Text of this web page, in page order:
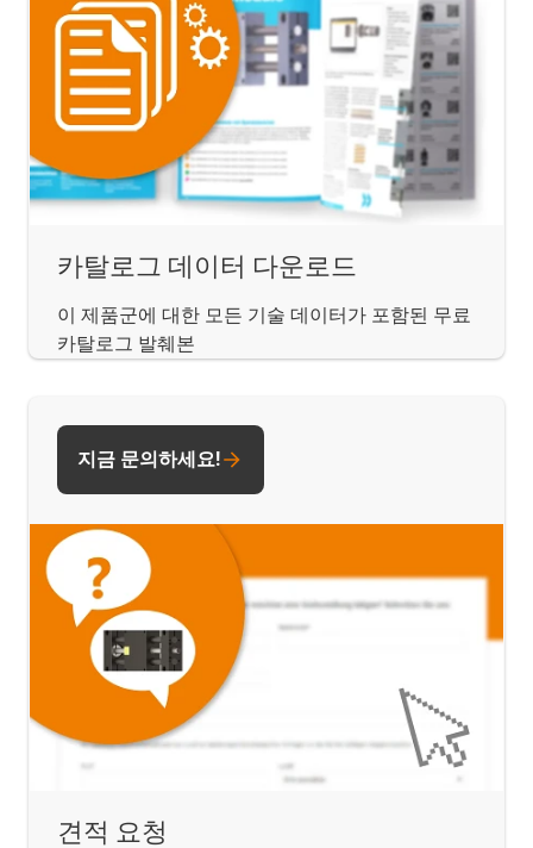
카탈로그 데이터 다운로드
이 제품군에 대한 모든 기술 데이터가 포함된 무료
카탈로그 발췌본
견적 요청
지금 문의하세요!